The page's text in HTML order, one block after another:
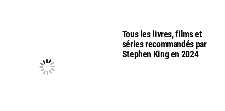
Tous les livres, films et
séries recommandés par
Stephen King en 2024